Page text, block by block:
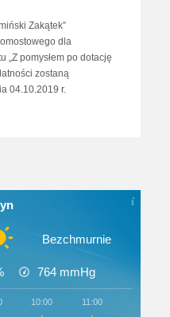
Zakątek”
dla
„Z pomysłem po dotację
zostaną
04.10.2019 r.
Bezchmurnie
764 mmHg
10:00 11:00